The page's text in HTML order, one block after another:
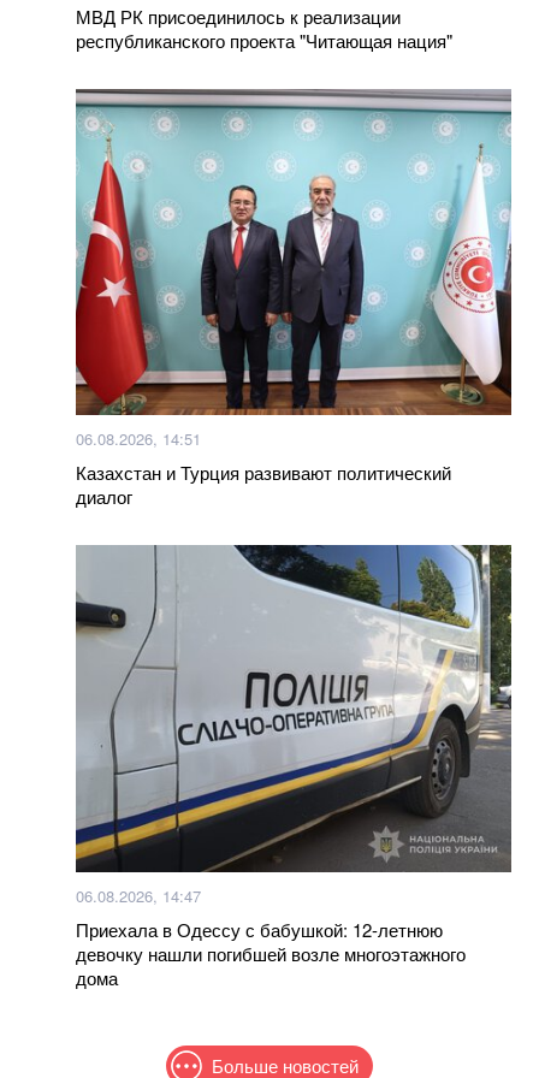
консервов. Лайфхак
Больше новостей
МВД РК присоединилось к реализации
республиканского проекта "Читающая нация"
06.08.2026, 14:51
Казахстан и Турция развивают политический
диалог
06.08.2026, 14:47
Приехала в Одессу с бабушкой: 12-летнюю
девочку нашли погибшей возле многоэтажного
дома
Больше новостей